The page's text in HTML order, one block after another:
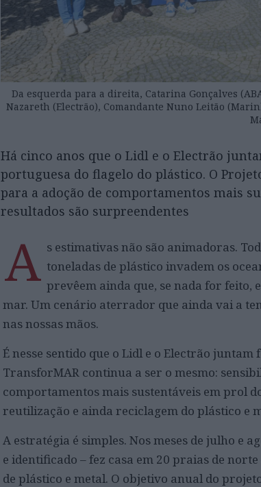
Da esquerda para a direita, Catarina Gonçalves
Nazareth (Electrão), Comandante Nuno Leitão
Há cinco anos que o Lidl e o Electrão
portuguesa do flagelo do plástico. O
para a adoção de comportamentos mais
resultados são surpreendentes
A s estimativas não são animadoras.
toneladas de plástico invadem os
prevêem ainda que, se nada for feito,
mar. Um cenário aterrador que ainda vai a
nas nossas mãos.
É nesse sentido que o Lidl e o Electrão
TransforMAR continua a ser o mesmo:
comportamentos mais sustentáveis em prol
reutilização e ainda reciclagem do plástico e
A estratégia é simples. Nos meses de julho e
e identificado – fez casa em 20 praias de
de plástico e metal. O objetivo anual do